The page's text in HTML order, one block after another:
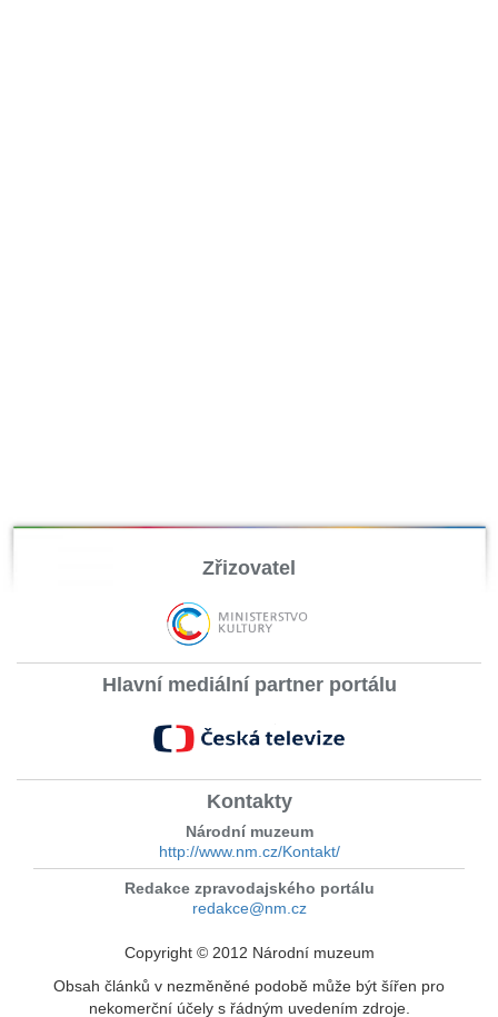
Zřizovatel
Hlavní mediální partner portálu
Kontakty
Národní muzeum
http://www.nm.cz/Kontakt/
Redakce zpravodajského portálu
redakce@nm.cz
Copyright © 2012 Národní muzeum
Obsah článků v nezměněné podobě může být šířen pro
nekomerční účely s řádným uvedením zdroje.